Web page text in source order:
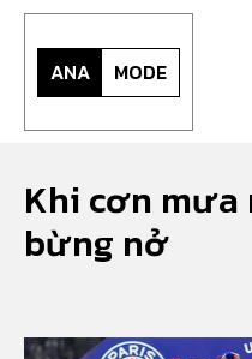
ANA MODE
Khi cơn
bừng nở